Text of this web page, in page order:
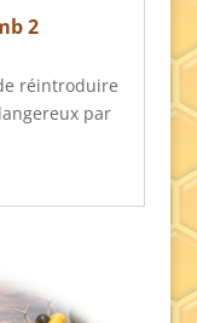
2
réintroduire
par